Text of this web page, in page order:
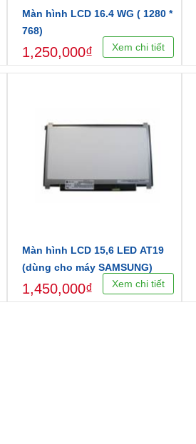
Màn hình LCD 16.4 WG ( 1280 *
768)
1,250,000₫ Xem chi tiết
Màn hình LCD 15,6 LED AT19
(dùng cho máy SAMSUNG)
1,450,000₫ Xem chi tiết